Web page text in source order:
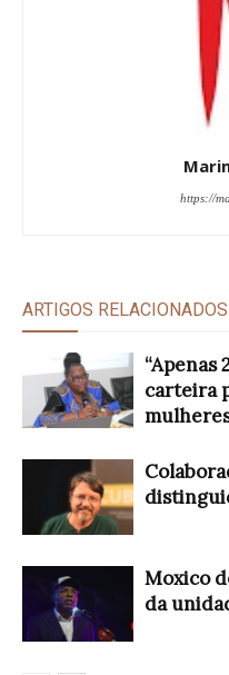
https://
ARTIGOS RELACIONADOS
“Apenas
carteira
Moxico
da